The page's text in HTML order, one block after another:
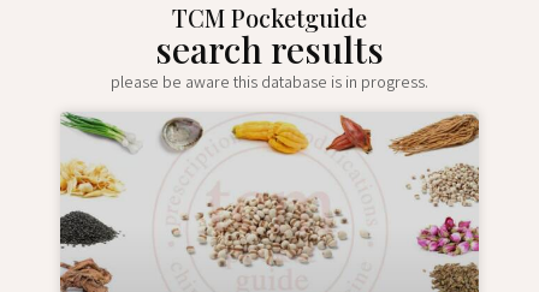
TCM Pocketguide
search results
please be aware this database is in progress.